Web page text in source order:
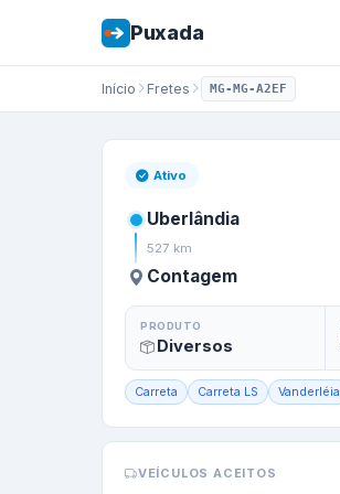
Puxada
Início Fretes MG-MG-A2EF
Frete de
Ativo
Uberlândia
527 km
Contagem
PRODUTO
Diversos
Carreta Carreta LS Vanderléia
VEÍCULOS ACEITOS